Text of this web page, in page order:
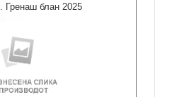
Гренаш блан 2025